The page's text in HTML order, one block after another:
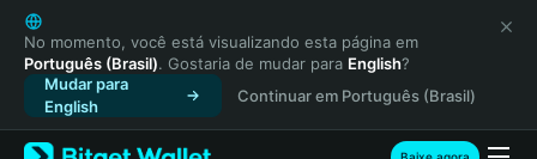
English
日本語
Tiếng Việt
Русский
Español (Latinoamérica)
No momento, você está visualizando esta página em
Português (Brasil). Gostaria de mudar para English?
Mudar para
English
Continuar em Português (Brasil)
Baixe agora